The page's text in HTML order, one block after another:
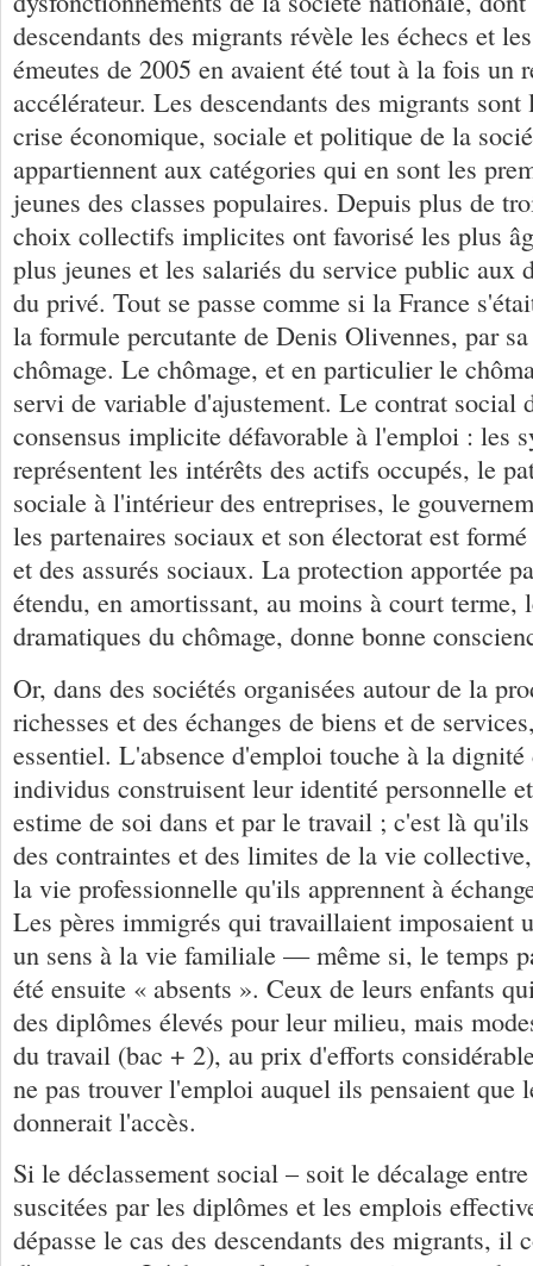
descendants des migrants révèle les échecs et
émeutes de 2005 en avaient été tout à la fois un
accélérateur. Les descendants des migrants sont
crise économique, sociale et politique de la
appartiennent aux catégories qui en sont les
jeunes des classes populaires. Depuis plus de
choix collectifs implicites ont favorisé les plus
plus jeunes et les salariés du service public aux
du privé. Tout se passe comme si la France
la formule percutante de Denis Olivennes, par
chômage. Le chômage, et en particulier le
servi de variable d'ajustement. Le contrat social
consensus implicite défavorable à l'emploi : les
représentent les intérêts des actifs occupés, le
sociale à l'intérieur des entreprises, le
les partenaires sociaux et son électorat est
et des assurés sociaux. La protection apportée
étendu, en amortissant, au moins à court terme,
dramatiques du chômage, donne bonne
Or, dans des sociétés organisées autour de la
richesses et des échanges de biens et de
essentiel. L'absence d'emploi touche à la
individus construisent leur identité personnelle
estime de soi dans et par le travail ; c'est là
des contraintes et des limites de la vie
la vie professionnelle qu'ils apprennent à
Les pères immigrés qui travaillaient imposaient
un sens à la vie familiale — même si, le temps
été ensuite « absents ». Ceux de leurs enfants
des diplômes élevés pour leur milieu, mais
du travail (bac + 2), au prix d'efforts
ne pas trouver l'emploi auquel ils pensaient que
donnerait l'accès.
Si le déclassement social – soit le décalage
suscitées par les diplômes et les emplois
dépasse le cas des descendants des migrants, il